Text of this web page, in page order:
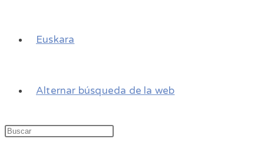
Euskara
Alternar búsqueda de la web